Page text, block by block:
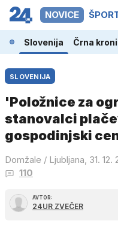
NOVICE
Slovenija Črna
SLOVENIJA
'Položnice za
stanovalci
gospodinjski
Domžale / Ljubljana, 31. 12.
110
AVTOR:
24UR ZVEČER